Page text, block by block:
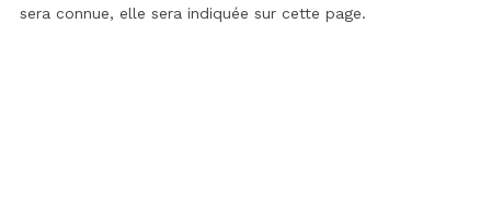
sera connue, elle sera indiquée sur cette page.